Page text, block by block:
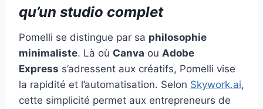
qu’un studio complet
Pomelli se distingue par sa philosophie
minimaliste. Là où Canva ou Adobe
Express s’adressent aux créatifs, Pomelli vise
la rapidité et l’automatisation. Selon Skywork.ai,
cette simplicité permet aux entrepreneurs de